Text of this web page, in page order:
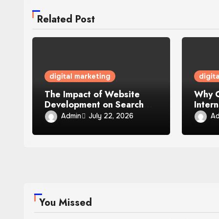
Related Post
digital marketing
The Impact of Website
Development on Search
Engine Visibility and
Organic Reach
Admin July 22, 2026
Why
You Missed